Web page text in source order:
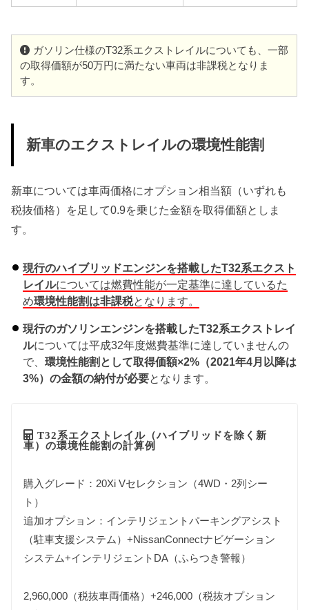
ガソリン仕様のT32系エクストレイルについても、一部
の取得価額が50万円に満たない車両は非課税となりま
す。
新車のエクストレイルの環境性能割
新車については車両価格にオプション相当額（いずれも
税抜価格）を足して0.9を乗じた金額を取得価額としま
す。
現行のハイブリッドエンジンを搭載したT32系エクスト
レイルについては燃費性能が一定基準に達しているた
め環境性能割は非課税となります。
現行のガソリンエンジンを搭載したT32系エクストレイ
ルについては平成32年度燃費基準に達していませんの
で、 環境性能割として取得価額×2%（2021年4月以降は
3%）の金額の納付が必要となります。
T32系エクストレイル（ハイブリッドを除く新
車）の環境性能割の計算例
購入グレード：20Xi Vセレクション（4WD・2列シー
ト）
追加オプション：インテリジェントパーキングアシスト
（駐車支援システム）+NissanConnectナビゲーション
システム+インテリジェントDA（ふらつき警報）
2,960,000（税抜車両価格）+246,000（税抜オプション